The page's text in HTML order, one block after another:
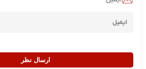
ارسال نظر